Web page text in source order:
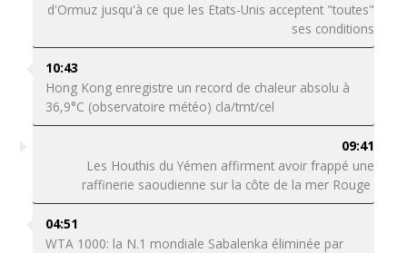
d'Ormuz jusqu'à ce que les Etats-Unis acceptent "toutes"
ses conditions
10:43
Hong Kong enregistre un record de chaleur absolu à
36,9°C (observatoire météo) cla/tmt/cel
09:41
Les Houthis du Yémen affirment avoir frappé une
raffinerie saoudienne sur la côte de la mer Rouge
04:51
WTA 1000: la N.1 mondiale Sabalenka éliminée par